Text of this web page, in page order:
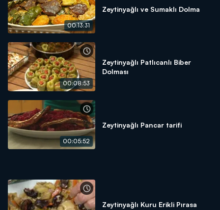
00:13:31
Zeytinyağlı ve Sumaklı Dolma
00:08:53
Zeytinyağlı Patlıcanlı Biber
Dolması
00:05:52
Zeytinyağlı Pancar tarifi
Zeytinyağlı Kuru Erikli Pırasa